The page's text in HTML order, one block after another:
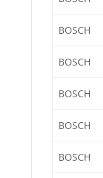
BOSCH
BOSCH
BOSCH
BOSCH
BOSCH